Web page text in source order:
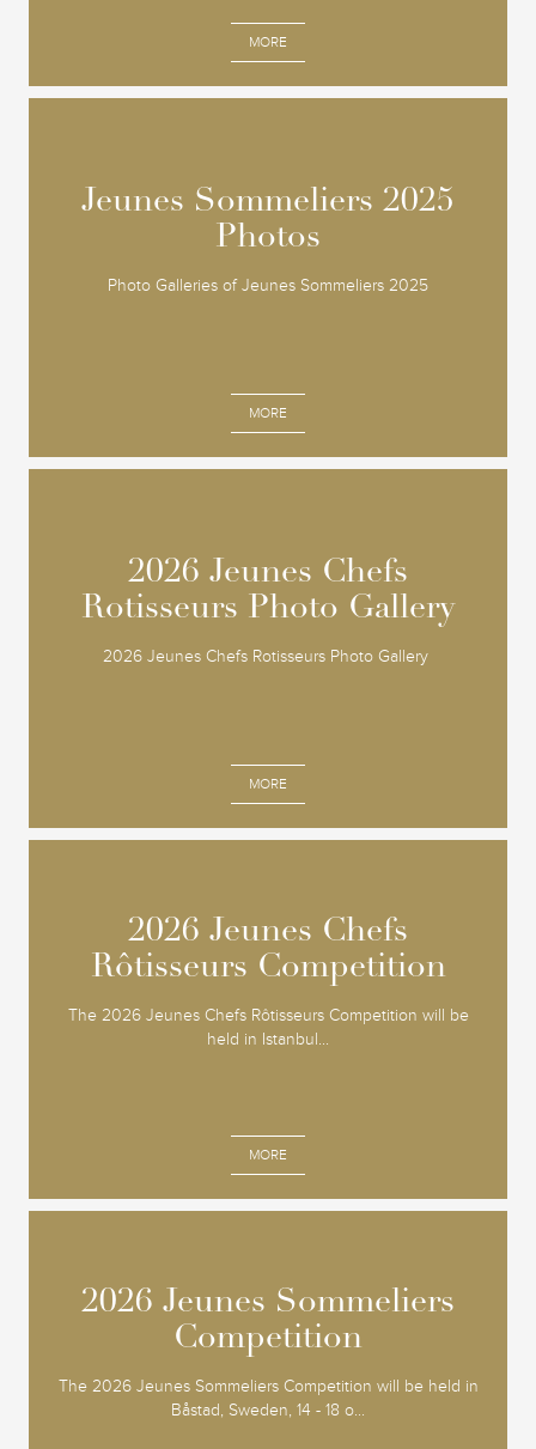
MORE
Jeunes Sommeliers 2025
Photos
Photo Galleries of Jeunes Sommeliers 2025
MORE
Jeunes Sommeliers 2025
Photos
2026 Jeunes Chefs
Rotisseurs Photo Gallery
2026 Jeunes Chefs Rotisseurs Photo Gallery
MORE
2026 Jeunes Chefs
Rotisseurs Photo Gallery
2026 Jeunes Chefs
Rôtisseurs Competition
The 2026 Jeunes Chefs Rôtisseurs Competition will be
held in Istanbul...
MORE
2026 Jeunes Chefs
Rôtisseurs Competition
2026 Jeunes Sommeliers
Competition
The 2026 Jeunes Sommeliers Competition will be held in
Båstad, Sweden, 14 - 18 o...
2026 Jeunes Sommeliers
Competition